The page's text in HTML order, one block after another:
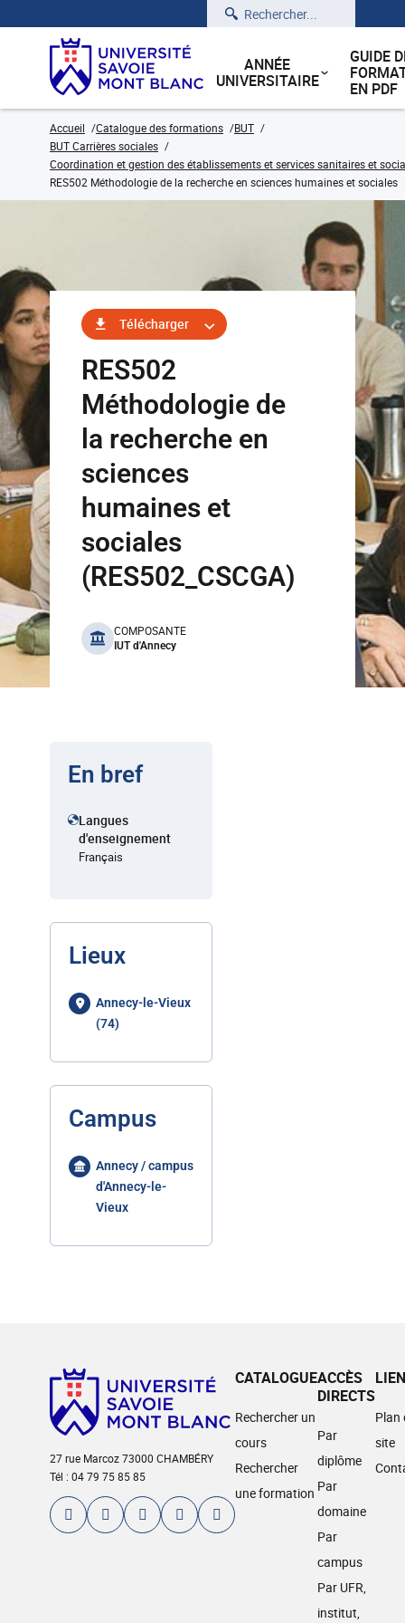
Rechercher
ANNÉE
UNIVERSITAIRE
GUIDE
EN PDF
Accueil Catalogue des formations
BUT
BUT Carrières sociales
Coordination et gestion des établissements et services sanitaires et
RES502 Méthodologie de la recherche en sciences humaines et sociales
Télécharger
RES502
Méthodologie de
la recherche en
sciences
humaines et
sociales
(RES502_CSCGA)
benefits
COMPOSANTE
IUT d'Annecy
En bref
Langues
d'enseignement
Français
Lieux
Annecy-le-Vieux
(74)
Campus
Annecy / campus
d'Annecy-le-
Vieux
27 rue Marcoz 73000 CHAMBÉRY
Tél : 04 79 75 85 85
CATALOGUE
Rechercher un
cours
Rechercher
une formation
ACCÈS
DIRECTS
Par
diplôme
Par
domaine
Par
campus
Par UFR,
institut,
Plan
site